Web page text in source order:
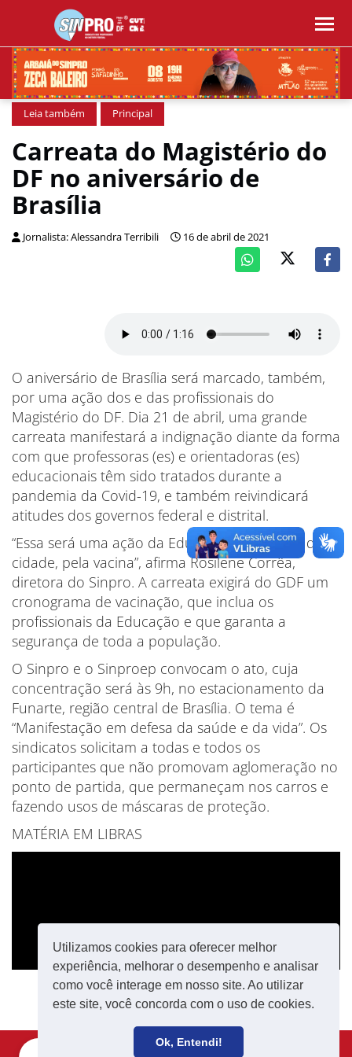
Utilizamos cookies para oferecer melhor
experiência, melhorar o desempenho e analisar
como você interage em nosso site. Ao utilizar
este site, você concorda com o uso de cookies.
Ok, Entendi!
Leia também Principal
Carreata do Magistério do
DF no aniversário de
Brasília
Jornalista: Alessandra Terribili 16 de abril de 2021
O aniversário de Brasília será marcado, também,
por uma ação dos e das profissionais do
Magistério do DF. Dia 21 de abril, uma grande
carreata manifestará a indignação diante da forma
com que professoras (es) e orientadoras (es)
educacionais têm sido tratados durante a
pandemia da Covid-19, e também reivindicará
atitudes dos governos federal e distrital.
“Essa será uma ação da Educação em defesa da
cidade, pela vacina”, afirma Rosilene Corrêa,
diretora do Sinpro. A carreata exigirá do GDF um
cronograma de vacinação, que inclua os
profissionais da Educação e que garanta a
segurança de toda a população.
O Sinpro e o Sinproep convocam o ato, cuja
concentração será às 9h, no estacionamento da
Funarte, região central de Brasília. O tema é
“Manifestação em defesa da saúde e da vida”. Os
sindicatos solicitam a todas e todos os
participantes que não promovam aglomeração no
ponto de partida, que permaneçam nos carros e
fazendo usos de máscaras de proteção.
MATÉRIA EM LIBRAS